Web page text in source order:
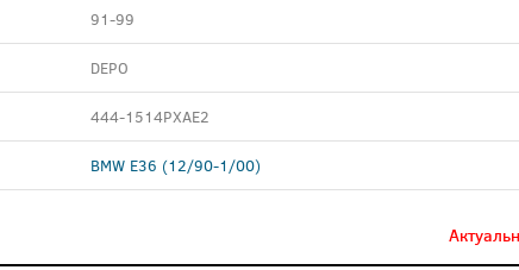
91-99
DEPO
444-1514PXAE2
BMW E36 (12/90-1/00)